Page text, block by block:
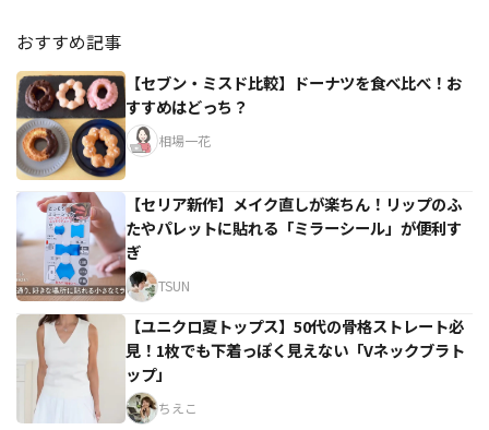
おすすめ記事
【セブン・ミスド比較】ドーナツを食べ比べ！お
すすめはどっち？
相場一花
【セリア新作】メイク直しが楽ちん！リップのふ
たやパレットに貼れる「ミラーシール」が便利す
ぎ
TSUN
【ユニクロ夏トップス】50代の骨格ストレート必
見！1枚でも下着っぽく見えない「Vネックブラト
ップ」
ちえこ